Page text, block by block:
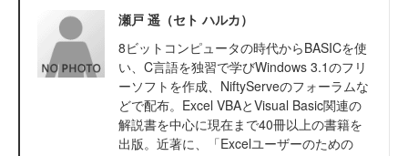
瀬戸 遥（セト ハルカ）
8ビットコンピュータの時代からBASICを使
い、C言語を独習で学びWindows 3.1のフリ
ーソフトを作成、NiftyServeのフォーラムな
どで配布。Excel VBAとVisual Basic関連の
解説書を中心に現在まで40冊以上の書籍を
出版。近著に、「Excelユーザーのための